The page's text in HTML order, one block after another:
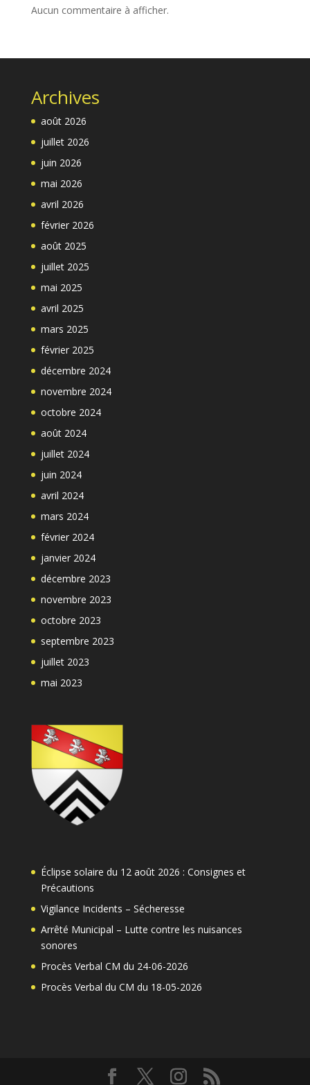
Aucun commentaire à afficher.
Archives
août 2026
juillet 2026
juin 2026
mai 2026
avril 2026
février 2026
août 2025
juillet 2025
mai 2025
avril 2025
mars 2025
février 2025
décembre 2024
novembre 2024
octobre 2024
août 2024
juillet 2024
juin 2024
avril 2024
mars 2024
février 2024
janvier 2024
décembre 2023
novembre 2023
octobre 2023
septembre 2023
juillet 2023
mai 2023
Éclipse solaire du 12 août 2026 : Consignes et
Précautions
Vigilance Incidents – Sécheresse
Arrêté Municipal – Lutte contre les nuisances
sonores
Procès Verbal CM du 24-06-2026
Procès Verbal du CM du 18-05-2026